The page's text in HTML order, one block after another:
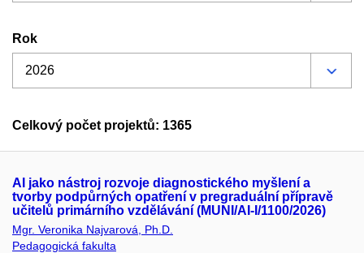
Rok
Celkový počet projektů: 1365
AI jako nástroj rozvoje diagnostického myšlení a
tvorby podpůrných opatření v pregraduální přípravě
učitelů primárního vzdělávání (MUNI/AI-I/1100/2026)
Mgr. Veronika Najvarová, Ph.D.
Pedagogická fakulta